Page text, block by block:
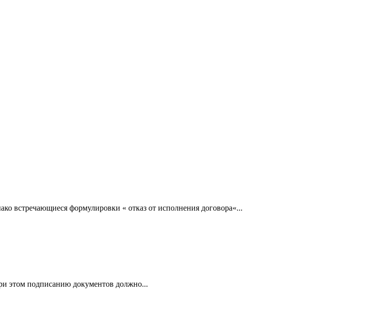
встречающиеся формулировки « отказ от исполнения договора«...
этом подписанию документов должно...